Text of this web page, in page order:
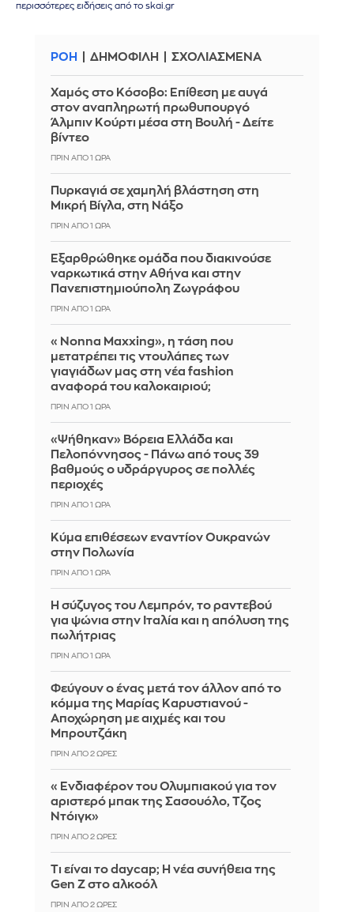
περισσότερες ειδήσεις από το skai.gr
ΡΟΗ ΔΗΜΟΦΙΛΗ ΣΧΟΛΙΑΣΜΕΝΑ
Χαμός στο Κόσοβο: Επίθεση με αυγά
στον αναπληρωτή πρωθυπουργό
Άλμπιν Κούρτι μέσα στη Βουλή - Δείτε
βίντεο
ΠΡΙΝ ΑΠΌ 1 ΏΡΑ
Πυρκαγιά σε χαμηλή βλάστηση στη
Μικρή Βίγλα, στη Νάξο
ΠΡΙΝ ΑΠΌ 1 ΏΡΑ
Εξαρθρώθηκε ομάδα που διακινούσε
ναρκωτικά στην Αθήνα και στην
Πανεπιστημιούπολη Ζωγράφου
ΠΡΙΝ ΑΠΌ 1 ΏΡΑ
«Nonna Maxxing», η τάση που
μετατρέπει τις ντουλάπες των
γιαγιάδων μας στη νέα fashion
αναφορά του καλοκαιριού;
ΠΡΙΝ ΑΠΌ 1 ΏΡΑ
«Ψήθηκαν» Βόρεια Ελλάδα και
Πελοπόννησος - Πάνω από τους 39
βαθμούς ο υδράργυρος σε πολλές
περιοχές
ΠΡΙΝ ΑΠΌ 1 ΏΡΑ
Κύμα επιθέσεων εναντίον Ουκρανών
στην Πολωνία
ΠΡΙΝ ΑΠΌ 1 ΏΡΑ
Η σύζυγος του Λεμπρόν, το ραντεβού
για ψώνια στην Ιταλία και η απόλυση της
πωλήτριας
ΠΡΙΝ ΑΠΌ 1 ΏΡΑ
Φεύγουν ο ένας μετά τον άλλον από το
κόμμα της Μαρίας Καρυστιανού -
Αποχώρηση με αιχμές και του
Μπρουτζάκη
ΠΡΙΝ ΑΠΌ 2 ΏΡΕΣ
«Ενδιαφέρον του Ολυμπιακού για τον
αριστερό μπακ της Σασουόλο, Τζος
Ντόιγκ»
ΠΡΙΝ ΑΠΌ 2 ΏΡΕΣ
Τι είναι το daycap; Η νέα συνήθεια της
Gen Z στο αλκοόλ
ΠΡΙΝ ΑΠΌ 2 ΏΡΕΣ